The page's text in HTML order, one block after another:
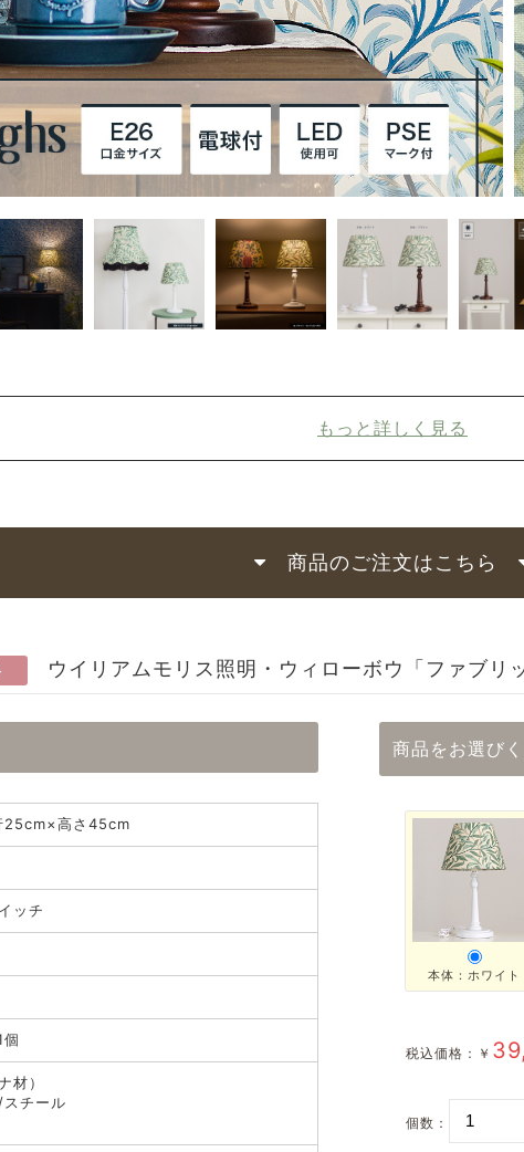
もっと詳しく見る
商品のご注文はこちら
ウイリアムモリス照明・ウィローボウ「ファブリ
商品をお選び
本体：ホワイト
税込価格： ￥
個数：
25cm×高さ45cm
ッチ
材）
チール